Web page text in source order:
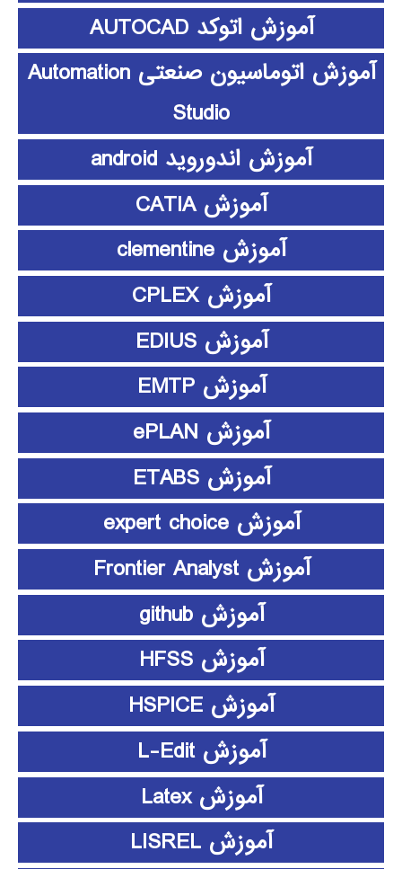
آموزش اتوکد AUTOCAD
آموزش اتوماسیون صنعتی Automation
Studio
آموزش اندوروید android
آموزش CATIA
آموزش clementine
آموزش CPLEX
آموزش EDIUS
آموزش EMTP
آموزش ePLAN
آموزش ETABS
آموزش expert choice
آموزش Frontier Analyst
آموزش github
آموزش HFSS
آموزش HSPICE
آموزش L-Edit
آموزش Latex
آموزش LISREL